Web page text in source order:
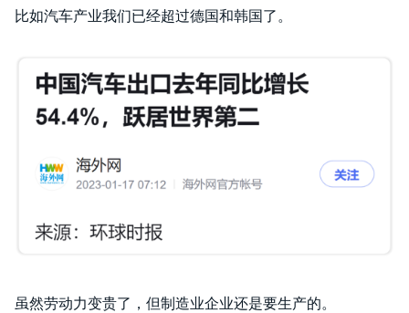
比如汽车产业我们已经超过德国和韩国了。
虽然劳动力变贵了，但制造业企业还是要生产的。